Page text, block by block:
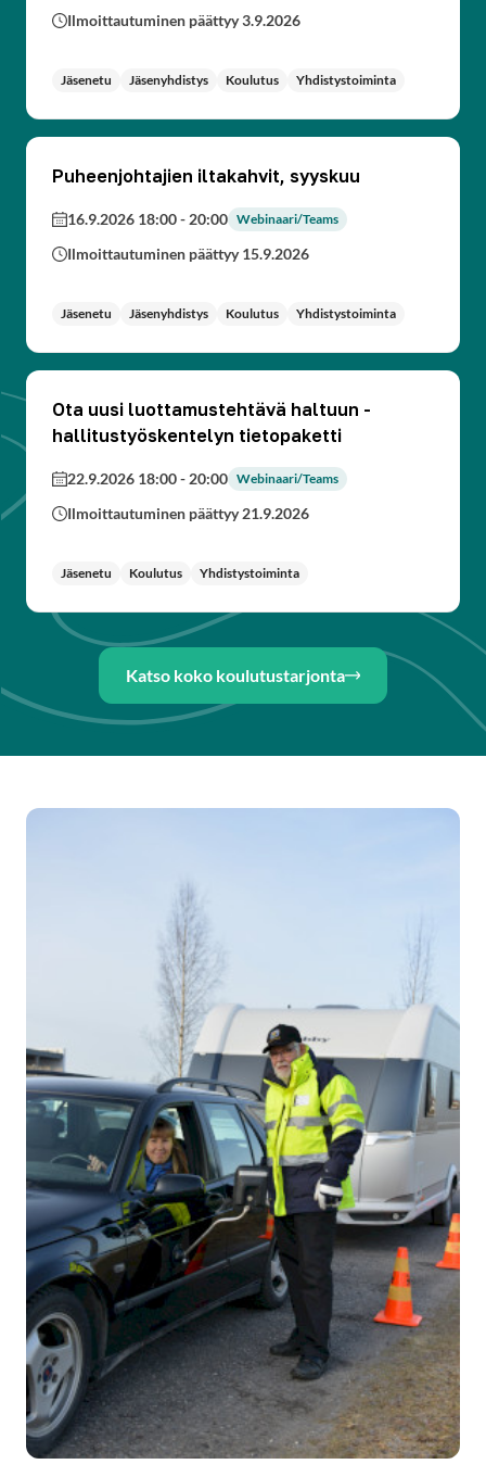
Ilmoittautuminen päättyy 3.9.2026
Jäsenetu Jäsenyhdistys Koulutus Yhdistystoiminta
Puheenjohtajien iltakahvit, syyskuu
16.9.2026 18:00- 20:00 Webinaari/Teams
Ilmoittautuminen päättyy 15.9.2026
Jäsenetu Jäsenyhdistys Koulutus Yhdistystoiminta
Ota uusi luottamustehtävä haltuun -
hallitustyöskentelyn tietopaketti
22.9.2026 18:00- 20:00 Webinaari/Teams
Ilmoittautuminen päättyy 21.9.2026
Jäsenetu Koulutus Yhdistystoiminta
Katso koko koulutustarjonta